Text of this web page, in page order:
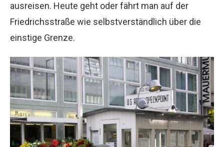
ausreisen. Heute geht oder fährt man auf der
Friedrichsstraße wie selbstverständlich über die
einstige Grenze.